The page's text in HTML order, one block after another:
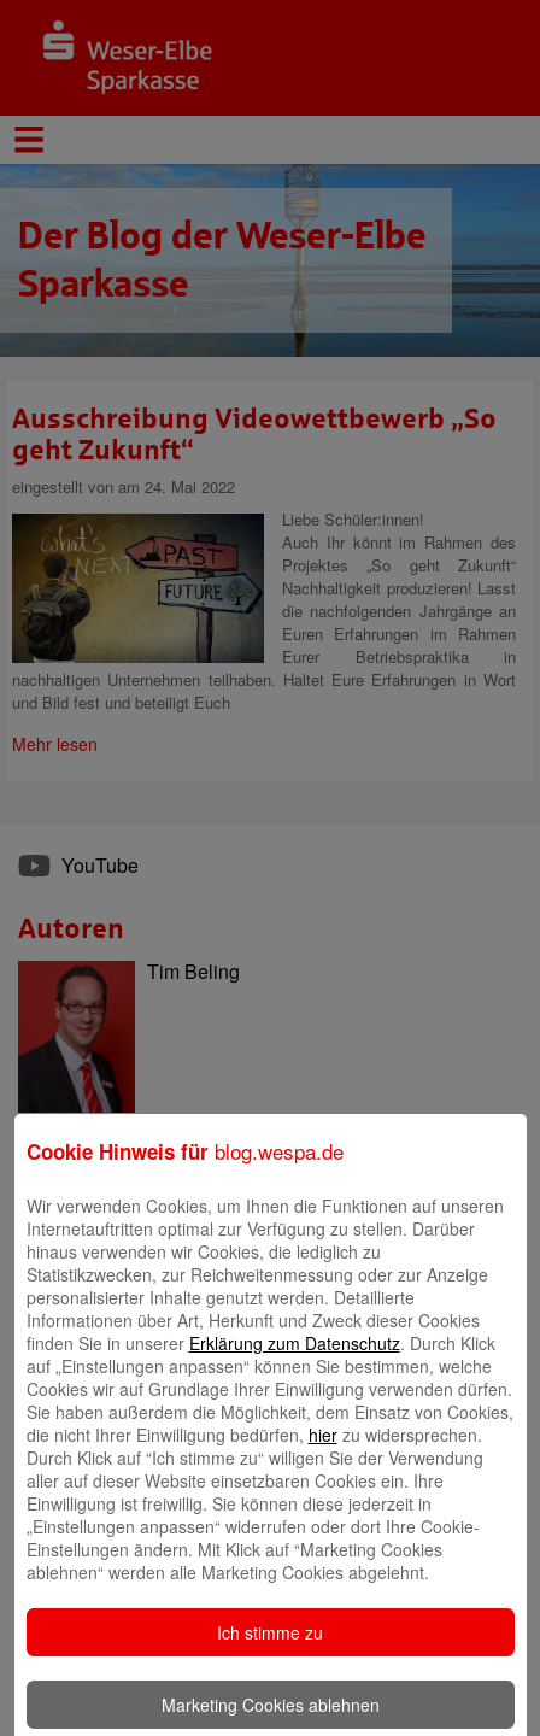
Der Blog der Weser-Elbe
Sparkasse
Ausschreibung Videowettbewerb „So
geht Zukunft“
eingestellt von am 24. Mai 2022
Liebe Schüler:innen!
Auch Ihr könnt im Rahmen des
Projektes „So geht Zukunft“
Nachhaltigkeit produzieren! Lasst
die nachfolgenden Jahrgänge an
Euren Erfahrungen im Rahmen
Eurer Betriebspraktika in
nachhaltigen Unternehmen teilhaben. Haltet Eure Erfahrungen in Wort
und Bild fest und beteiligt Euch
Mehr lesen
YouTube
Autoren
Tim Beling
Tina Blatz-Ruhnau
Annette Butzke
Ninia Käckenmester
Cookie Hinweis für blog.wespa.de
Wir verwenden Cookies, um Ihnen die Funktionen auf unseren
Internetauftritten optimal zur Verfügung zu stellen. Darüber
hinaus verwenden wir Cookies, die lediglich zu
Statistikzwecken, zur Reichweitenmessung oder zur Anzeige
personalisierter Inhalte genutzt werden. Detaillierte
Informationen über Art, Herkunft und Zweck dieser Cookies
finden Sie in unserer Erklärung zum Datenschutz. Durch Klick
auf „Einstellungen anpassen“ können Sie bestimmen, welche
Cookies wir auf Grundlage Ihrer Einwilligung verwenden dürfen.
Sie haben außerdem die Möglichkeit, dem Einsatz von Cookies,
die nicht Ihrer Einwilligung bedürfen, hierzu widersprechen.
Durch Klick auf “Ich stimme zu“ willigen Sie der Verwendung
aller auf dieser Website einsetzbaren Cookies ein. Ihre
Einwilligung ist freiwillig. Sie können diese jederzeit in
„Einstellungen anpassen“ widerrufen oder dort Ihre Cookie-
Einstellungen ändern. Mit Klick auf “Marketing Cookies
ablehnen“ werden alle Marketing Cookies abgelehnt.
Ich stimme zu
Marketing Cookies ablehnen